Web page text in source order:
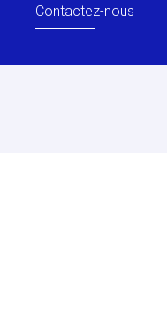
Contactez-nous